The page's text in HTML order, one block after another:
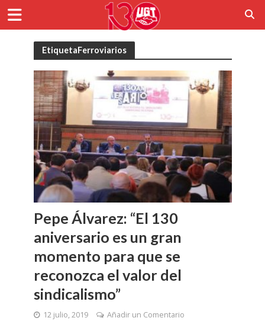
EtiquetaFerroviarios
Pepe Álvarez: “El 130
aniversario es un gran
momento para que se
reconozca el valor del
sindicalismo”
12 julio, 2019 Añadir un Comentario